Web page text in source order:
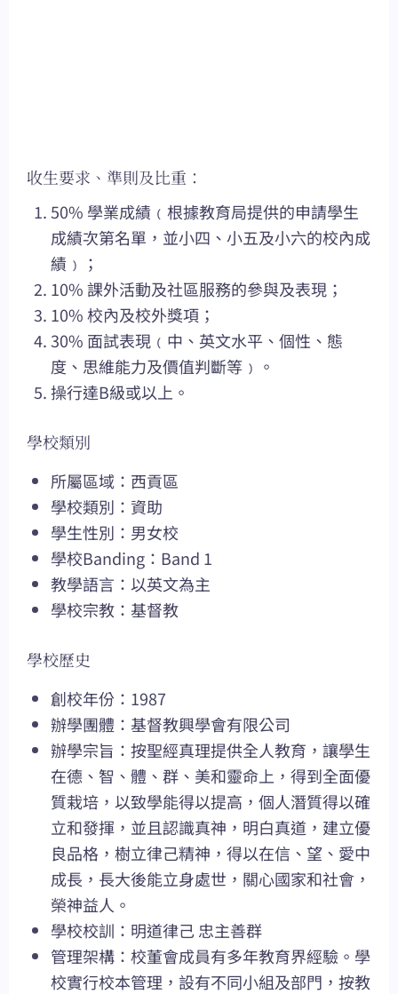
收生要求、準則及比重：
50% 學業成績﹙根據教育局提供的申請學生
成績次第名單，並小四、小五及小六的校內成
績﹚；
10% 課外活動及社區服務的參與及表現；
10% 校內及校外獎項；
30% 面試表現﹙中、英文水平、個性、態
度、思維能力及價值判斷等﹚。
操行達B級或以上。
學校類別
所屬區域：西貢區
學校類別：資助
學生性別：男女校
學校Banding：Band 1
教學語言：以英文為主
學校宗教：基督教
學校歷史
創校年份：1987
辦學團體：基督教興學會有限公司
辦學宗旨：按聖經真理提供全人教育，讓學生
在德、智、體、群、美和靈命上，得到全面優
質栽培，以致學能得以提高，個人潛質得以確
立和發揮，並且認識真神，明白真道，建立優
良品格，樹立律己精神，得以在信、望、愛中
成長，長大後能立身處世，關心國家和社會，
榮神益人。
學校校訓：明道律己 忠主善群
管理架構：校董會成員有多年教育界經驗。學
校實行校本管理，設有不同小組及部門，按教